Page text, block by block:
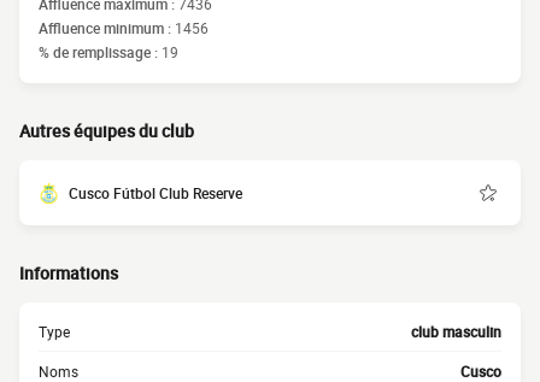
Affluence minimum : 1456
% de remplissage : 19
Autres équipes du club
Cusco Fútbol Club Reserve
Informations
Type club masculin
Noms Cusco